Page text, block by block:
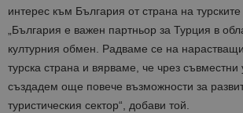
интерес към България от страна на
„България е важен партньор за Турция в
културния обмен. Радваме се на
турска страна и вярваме, че чрез
създадем още повече възможности за
туристическия сектор“, добави той.